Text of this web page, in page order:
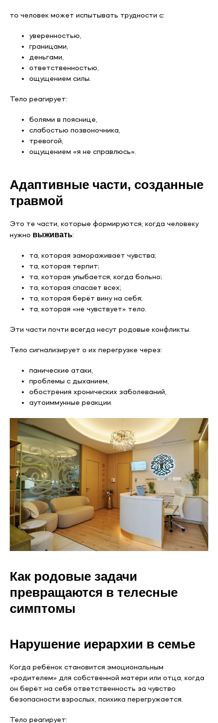
то человек может испытывать трудности с:
уверенностью,
границами,
деньгами,
ответственностью,
ощущением силы.
Тело реагирует:
болями в пояснице,
слабостью позвоночника,
тревогой,
ощущением «я не справлюсь».
Адаптивные части, созданные
травмой
Это те части, которые формируются, когда человеку
нужно выживать:
та, которая замораживает чувства;
та, которая терпит;
та, которая улыбается, когда больно;
та, которая спасает всех;
та, которая берёт вину на себя;
та, которая «не чувствует» тело.
Эти части почти всегда несут родовые конфликты.
Тело сигнализирует о их перегрузке через:
панические атаки,
проблемы с дыханием,
обострения хронических заболеваний,
аутоиммунные реакции.
Как родовые задачи
превращаются в телесные
симптомы
Нарушение иерархии в семье
Когда ребёнок становится эмоциональным
«родителем» для собственной матери или отца, когда
он берёт на себя ответственность за чувство
безопасности взрослых, психика перегружается.
Тело реагирует: